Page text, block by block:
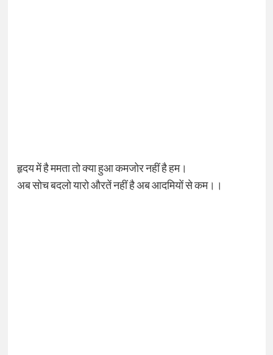
हृदय में है ममता तो क्या हुआ कमजोर नहीं है हम।
अब सोच बदलो यारो औरतें नहीं है अब आदमियों से कम।।